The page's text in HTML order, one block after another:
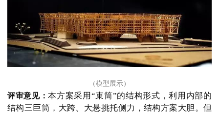
（模型展示）
评审意见：本方案采用 “束筒”的结构形式，利用内部的
结构三巨筒，大跨、大悬挑托侧力，结构方案大胆。但